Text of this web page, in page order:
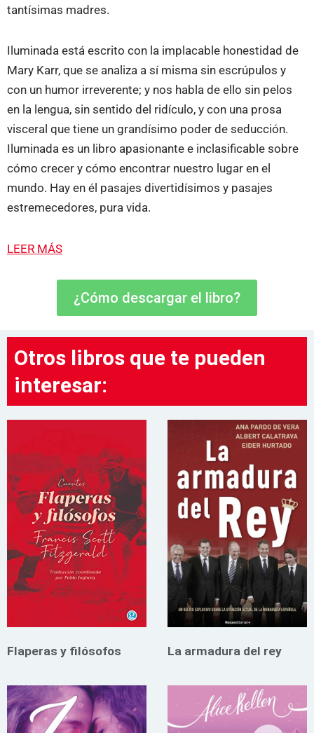
tantísimas madres.
Iluminada está escrito con la implacable honestidad de
Mary Karr, que se analiza a sí misma sin escrúpulos y
con un humor irreverente; y nos habla de ello sin pelos
en la lengua, sin sentido del ridículo, y con una prosa
visceral que tiene un grandísimo poder de seducción.
Iluminada es un libro apasionante e inclasificable sobre
cómo crecer y cómo encontrar nuestro lugar en el
mundo. Hay en él pasajes divertidísimos y pasajes
estremecedores, pura vida.
LEER MÁS
¿Cómo descargar el libro?
Otros libros que te pueden
interesar:
Flaperas y filósofos La armadura del rey